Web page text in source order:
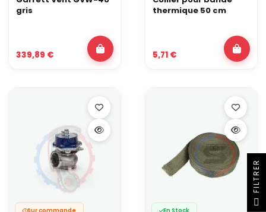
gris
339,89 €
thermique 50 cm
5,71 €
R